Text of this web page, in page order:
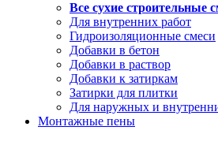
Все сухие строительные
Для внутренних работ
Гидроизоляционные смеси
Добавки в бетон
Добавки в раствор
Добавки к затиркам
Затирки для плитки
Для наружных и
Монтажные пены